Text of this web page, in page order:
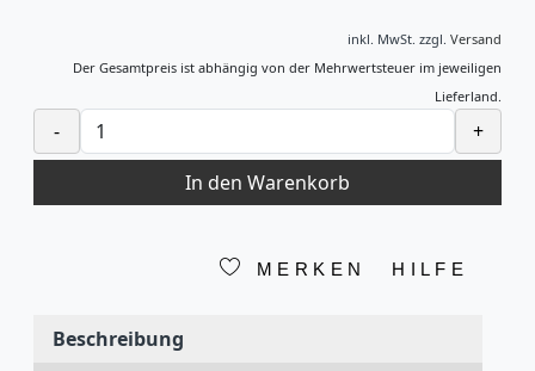
inkl. MwSt. zzgl. Versand
Der Gesamtpreis ist abhängig von der Mehrwertsteuer im jeweiligen
Lieferland.
-
+
In den Warenkorb
MERKEN HILFE
Beschreibung